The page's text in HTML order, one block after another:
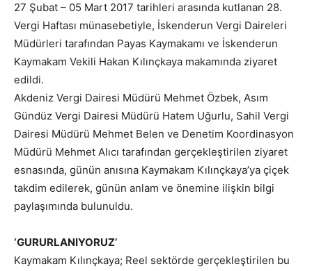
27 Şubat – 05 Mart 2017 tarihleri arasında kutlanan 28.
Vergi Haftası münasebetiyle, İskenderun Vergi Daireleri
Müdürleri tarafından Payas Kaymakamı ve İskenderun
Kaymakam Vekili Hakan Kılınçkaya makamında ziyaret
edildi.
Akdeniz Vergi Dairesi Müdürü Mehmet Özbek, Asım
Gündüz Vergi Dairesi Müdürü Hatem Uğurlu, Sahil Vergi
Dairesi Müdürü Mehmet Belen ve Denetim Koordinasyon
Müdürü Mehmet Alıcı tarafından gerçekleştirilen ziyaret
esnasında, günün anısına Kaymakam Kılınçkaya’ya çiçek
takdim edilerek, günün anlam ve önemine ilişkin bilgi
paylaşımında bulunuldu.
‘GURURLANIYORUZ’
Kaymakam Kılınçkaya; Reel sektörde gerçekleştirilen bu